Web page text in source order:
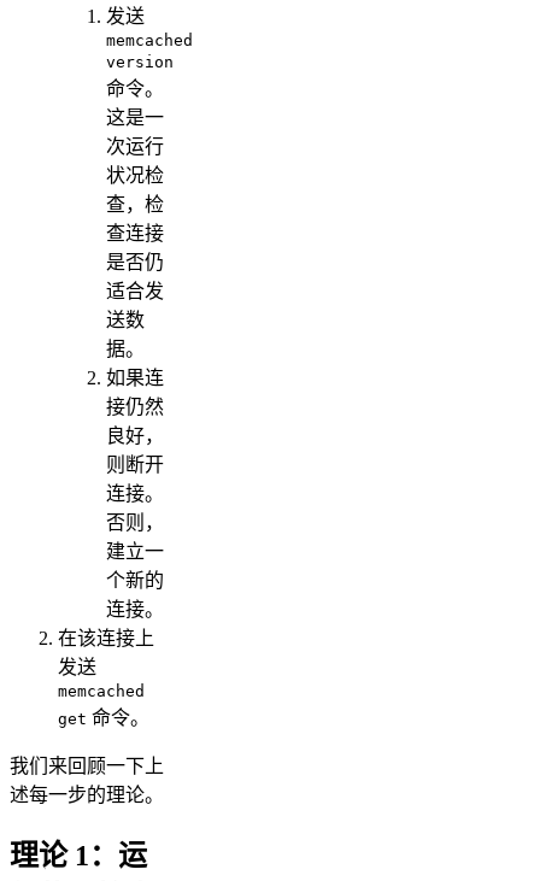
发送
memcached
version
命令。
这是一
次运行
状况检
查，检
查连接
是否仍
适合发
送数
据。
如果连
接仍然
良好，
则断开
连接。
否则，
建立一
个新的
连接。
在该连接上
发送
memcached
get 命令。
我们来回顾一下上
述每一步的理论。
理论 1：运